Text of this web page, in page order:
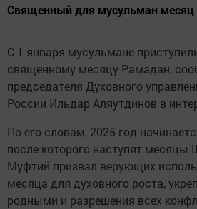
Священный для мусульман месяц
С 1 января мусульмане
священному месяцу Рамадан,
председателя Духовного
России Ильдар Аляутдинов в
По его словам, 2025 год
после которого наступят
Муфтий призвал верующих
месяца для духовного роста,
родными и разрешения всех